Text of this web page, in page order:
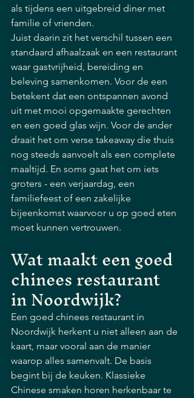
als tijdens een uitgebreid diner met
familie of vrienden.
Juist daarin zit het verschil tussen een
standaard afhaalzaak en een restaurant
waar gastvrijheid, bereiding en
beleving samenkomen. Voor de een
betekent dat een ontspannen avond
uit met mooi opgemaakte gerechten
en een goed glas wijn. Voor de ander
draait het om verse takeaway die thuis
nog steeds aanvoelt als een complete
maaltijd. En soms gaat het om iets
groters - een verjaardag, een
familiefeest of een zakelijke
bijeenkomst waarvoor u op goed eten
moet kunnen vertrouwen.
Wat maakt een goed
chinees restaurant
in Noordwijk?
Een goed chinees restaurant in
Noordwijk herkent u niet alleen aan de
kaart, maar vooral aan de manier
waarop alles samenvalt. De basis
begint bij de keuken. Klassieke
Chinese smaken horen herkenbaar te